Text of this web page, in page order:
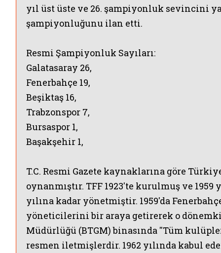
yıl üst üste ve 26. şampiyonluk sevincini
şampiyonluğunu ilan etti.
Resmi Şampiyonluk Sayıları:
Galatasaray 26,
Fenerbahçe 19,
Beşiktaş 16,
Trabzonspor 7,
Bursaspor 1,
Başakşehir 1,
T.C. Resmi Gazete kaynaklarına göre
oynanmıştır. TFF 1923'te kurulmuş ve
yılına kadar yönetmiştir. 1959'da
yöneticilerini bir araya getirerek o
Müdürlüğü (BTGM) binasında ''Tüm
resmen iletmişlerdir. 1962 yılında kabul